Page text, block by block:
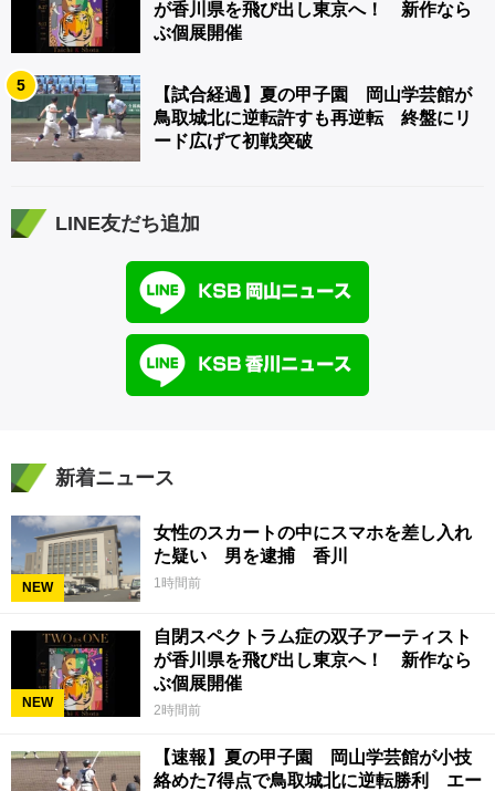
が香川県を飛び出し東京へ！ 新作なら
ぶ個展開催
5
【試合経過】夏の甲子園 岡山学芸館が
鳥取城北に逆転許すも再逆転 終盤にリ
ード広げて初戦突破
LINE友だち追加
新着ニュース
NEW
女性のスカートの中にスマホを差し入れ
た疑い 男を逮捕 香川
1時間前
NEW
自閉スペクトラム症の双子アーティスト
が香川県を飛び出し東京へ！ 新作なら
ぶ個展開催
2時間前
【速報】夏の甲子園 岡山学芸館が小技
絡めた7得点で鳥取城北に逆転勝利 エー